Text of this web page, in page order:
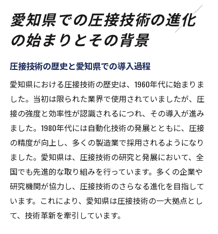
ト
技術革新がもたらす未来への期待
従来の接合法と圧接の強度比較
圧接技術が可能にする耐久性の向上
高強度圧接が実現する新しい建築基準
機械的試験と実験データが示す圧接の優位
性
圧接技術の強度がもたらす安全性の進化
強度革新が創出する新たな施工方法
愛知県における圧接技術の発展が建設業界に与
える影響
建設プロジェクトの効率化と圧接技術の役
愛知県での圧接技術の進化
の始まりとその背景
圧接技術の歴史と愛知県での導入過程
愛知県における圧接技術の歴史は、1960年代に始まりま
した。当初は限られた業界で使用されていましたが、圧
接の強度と効率性が認識されるにつれ、その導入が進み
ました。1980年代には自動化技術の発展とともに、圧接
の精度が向上し、多くの製造業で採用されるようになり
ました。愛知県は、圧接技術の研究と発展において、全
国でも先進的な取り組みを行っています。多くの企業や
研究機関が協力し、圧接技術のさらなる進化を目指して
います。これにより、愛知県は圧接技術の一大拠点とし
て、技術革新を牽引しています。